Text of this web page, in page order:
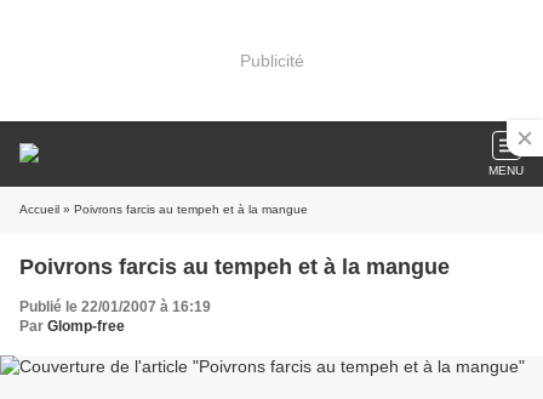
Publicité
MENU
Accueil » Poivrons farcis au tempeh et à la mangue
Poivrons farcis au tempeh et à la mangue
Publié le 22/01/2007 à 16:19
Par Glomp-free